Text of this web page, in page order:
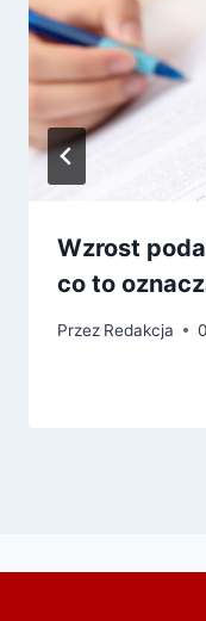
Wzrost
co to
Przez Redakcja